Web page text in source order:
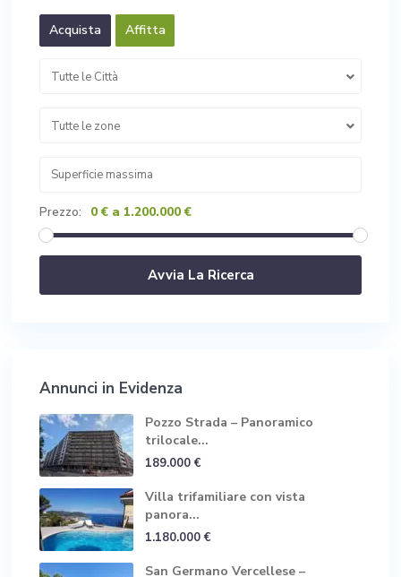
Acquista Affitta
Tutte le Città
Tutte le zone
Prezzo: 0 € a 1.200.000 €
Annunci in Evidenza
Pozzo Strada – Panoramico
trilocale...
189.000 €
Villa trifamiliare con vista
panora...
1.180.000 €
San Germano Vercellese –